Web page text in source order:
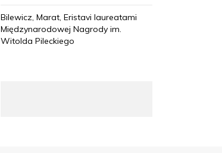
Bilewicz, Marat, Eristavi laureatami
Międzynarodowej Nagrody im.
Witolda Pileckiego